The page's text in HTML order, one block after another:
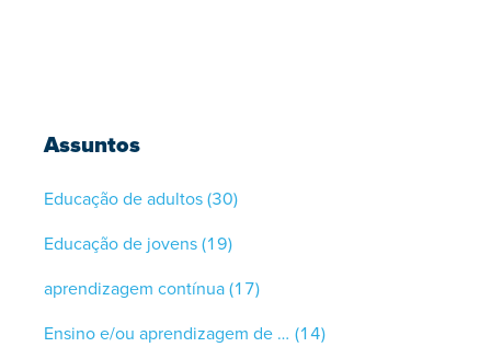
Assuntos
Educação de adultos(30)
Educação de jovens(19)
aprendizagem contínua(17)
Ensino e/ou aprendizagem de línguas (14)